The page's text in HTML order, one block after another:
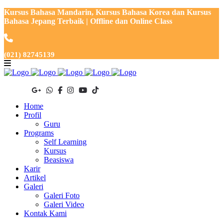
Kursus Bahasa Mandarin, Kursus Bahasa Korea dan Kursus
Bahasa Jepang Terbaik | Offline dan Online Class
(021) 82745139
Home
Profil
Guru
Programs
Self Learning
Kursus
Beasiswa
Karir
Artikel
Galeri
Galeri Foto
Galeri Video
Kontak Kami